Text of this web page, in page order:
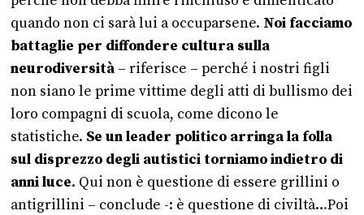
quando non ci sarà lui a occuparsene. Noi facciamo
battaglie per diffondere cultura sulla
neurodiversità – riferisce – perché i nostri figli
non siano le prime vittime degli atti di bullismo dei
loro compagni di scuola, come dicono le
statistiche. Se un leader politico arringa la folla
sul disprezzo degli autistici torniamo indietro di
anni luce. Qui non è questione di essere grillini o
antigrillini – conclude -: è questione di civiltà…Poi